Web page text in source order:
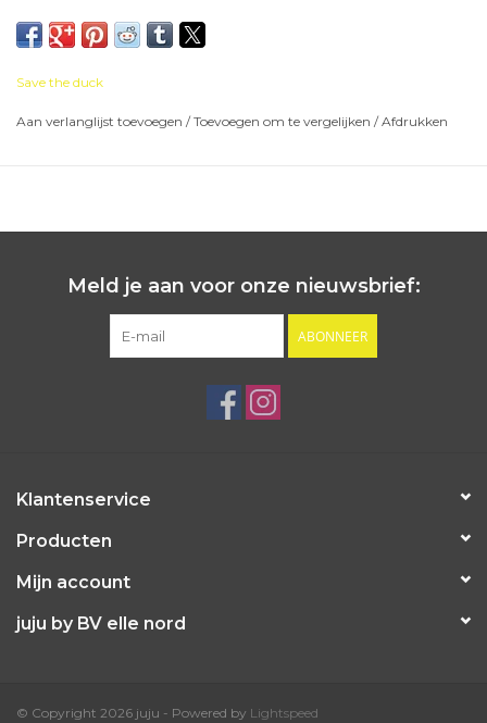
De jas is licht en zacht en de stof is waterafstotend en
Save the duck
Aan verlanglijst toevoegen /Toevoegen om te vergelijken /Afdrukken
Meld je aan voor onze nieuwsbrief:
ABONNEER
Klantenservice
Producten
Mijn account
juju by BV elle nord
© Copyright 2026 juju - Powered by Lightspeed